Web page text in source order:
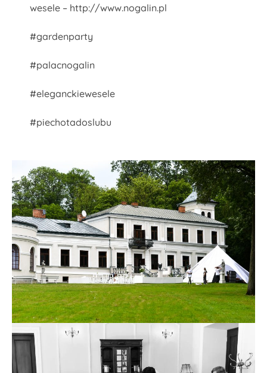
wesele – http://www.nogalin.pl
#gardenparty
#palacnogalin
#eleganckiewesele
#piechotadoslubu